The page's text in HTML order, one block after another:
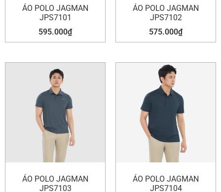
ÁO POLO JAGMAN
JPS7101
595.000₫
ÁO POLO JAGMAN
JPS7102
575.000₫
ÁO POLO JAGMAN
JPS7103
ÁO POLO JAGMAN
JPS7104